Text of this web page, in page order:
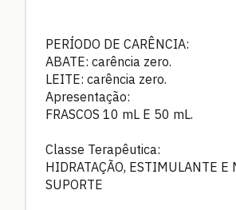
PERÍODO DE CARÊNCIA:
ABATE: carência zero.
LEITE: carência zero.
Apresentação:
FRASCOS 10 mL E 50 mL.
Classe Terapêutica:
HIDRATAÇÃO, ESTIMULANTE E
SUPORTE